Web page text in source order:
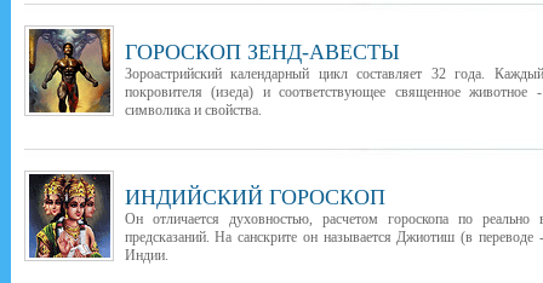
ГОРОСКОП ЗЕНД-АВЕСТЫ
Зороастрийский календарный цикл составляет 32 года.
покровителя (изеда) и соответствующее священное
символика и свойства.
ИНДИЙСКИЙ ГОРОСКОП
Он отличается духовностью, расчетом гороскопа по
предсказаний. На санскрите он называется Джиотиш (в переводе
Индии.